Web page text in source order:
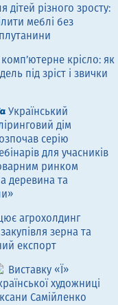
дітей різного зросту:
меблі без
крісло: як
під зріст і звички
Український
дім
серію
для учасників
ринком
деревина та
агрохолдинг
зерна та
експорт
Виставку «Ї»
художниці
Самійленко